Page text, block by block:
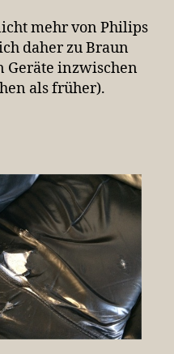
mehr von Philips
daher zu Braun
Geräte inzwischen
als früher).